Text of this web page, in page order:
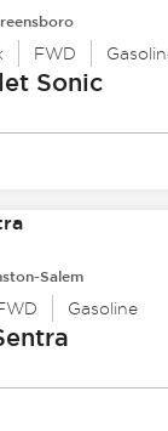
FWD
Sonic
Salem
Gasoline